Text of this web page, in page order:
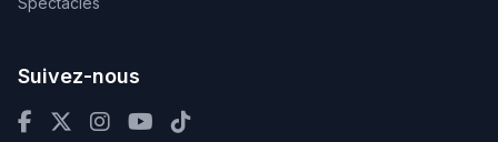
Suivez-nous